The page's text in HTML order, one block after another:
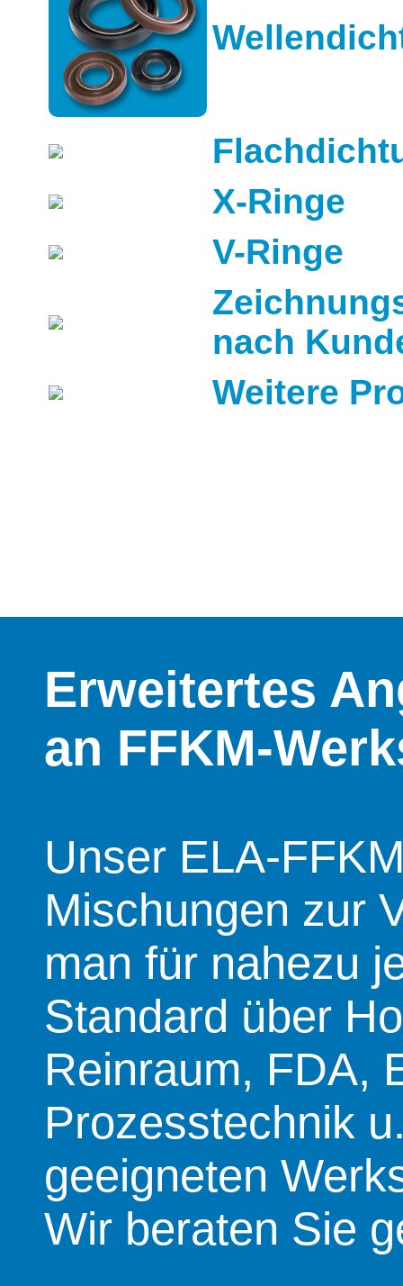
X-Ringe
V-Ringe
nach
Weitere
Erweitertes
an FFKM-
Unser ELA-
Mischungen zur
man für nahezu
Standard über
Reinraum, FDA,
Prozesstechnik
geeigneten
Wir beraten Sie